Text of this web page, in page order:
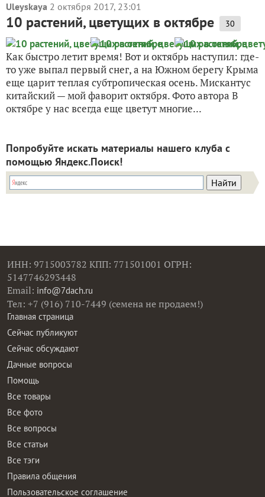
Uleyskaya 2 октября 2017, 23:01
10 растений, цветущих в октябре 30
Как быстро летит время! Вот и октябрь наступил: где-
то уже выпал первый снег, а на Южном берегу Крыма
еще царит теплая субтропическая осень. Мискантус
китайский — мой фаворит октября. Фото автора В
октябре у нас всегда еще цветут многие...
Попробуйте искать материалы нашего клуба с
помощью Яндекс.Поиск!
ИНН: 9715003782 КПП: 771501001 ОГРН:
5147746293448
Email: info@7dach.ru
Тел: +7 (916) 710-7449 (семена не продаем!)
Главная страница
Сейчас публикуют
Сейчас обсуждают
Дачные вопросы
Помощь
Все товары
Все фото
Все вопросы
Все статьи
Все тэги
Правила общения
Пользовательское соглашение